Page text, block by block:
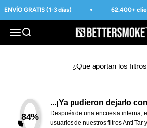
Ir al contenido
ENVÍO GRATIS (1-3 días) 62.400+
Abrir menú de navegación
Abrir búsqueda BetterSmoke™
¿Qué aportan los
84%
...¡Ya pudieron dejarlo
Después de una encuesta interna,
usuarios de nuestros filtros Anti Tar